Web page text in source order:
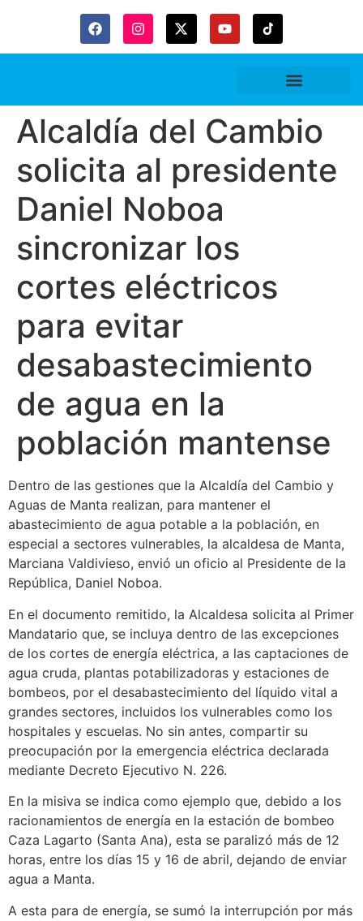
Alcaldía del Cambio
solicita al presidente
Daniel Noboa
sincronizar los
cortes eléctricos
para evitar
desabastecimiento
de agua en la
población mantense
Dentro de las gestiones que la Alcaldía del Cambio y
Aguas de Manta realizan, para mantener el
abastecimiento de agua potable a la población, en
especial a sectores vulnerables, la alcaldesa de Manta,
Marciana Valdivieso, envió un oficio al Presidente de la
República, Daniel Noboa.
En el documento remitido, la Alcaldesa solicita al Primer
Mandatario que, se incluya dentro de las excepciones
de los cortes de energía eléctrica, a las captaciones de
agua cruda, plantas potabilizadoras y estaciones de
bombeos, por el desabastecimiento del líquido vital a
grandes sectores, incluidos los vulnerables como los
hospitales y escuelas. No sin antes, compartir su
preocupación por la emergencia eléctrica declarada
mediante Decreto Ejecutivo N. 226.
En la misiva se indica como ejemplo que, debido a los
racionamientos de energía en la estación de bombeo
Caza Lagarto (Santa Ana), esta se paralizó más de 12
horas, entre los días 15 y 16 de abril, dejando de enviar
agua a Manta.
A esta para de energía, se sumó la interrupción por más